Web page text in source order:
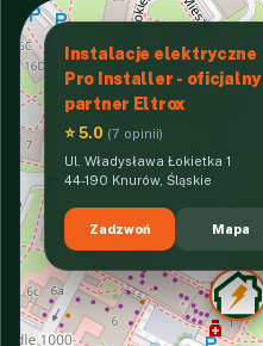
Instalacje elektryczne
Pro Installer - oficjalny
partner Eltrox
⭐ 5.0 (7 opinii)
Ul. Władysława Łokietka 1
44-190 Knurów, Śląskie
Zadzwoń Mapa